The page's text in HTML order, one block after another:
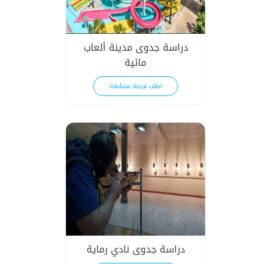
دراسة جدوى مدينة ألعاب
مائية
اطلب فرصة مشابهة
دراسة جدوى نادي رماية